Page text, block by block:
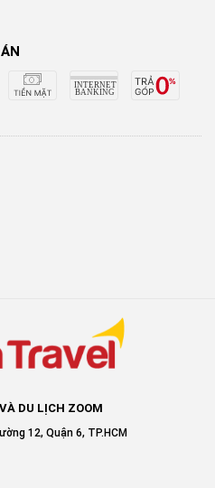
DU LỊCH ZOOM
12, Quận 6, TP.HCM